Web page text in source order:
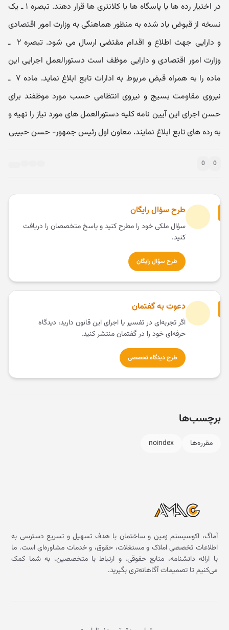
در اختیار رده‌ ها یا پاسگاه‌ ها یا کلانتری‌ ها قرار دهند. تبصره ۱‌ ـ‌ یک
نسخه از قبوض یاد شده به منظور هماهنگی به و‌زارت امور اقتصادی
و دارایی جهت اطلاع و اقدام مقتضی ارسال می‌ شود. تبصره ۲ ‌ ـ‌
و‌زارت امور اقتصادی و دارایی موظف است دستورالعمل اجرایی این
ماده را به همراه قبض مربوط به ادارات تابع ابلاغ نماید. ماده ۷ ‌ ـ‌
نیرو‌ی مقاو‌مت بسیج و نیرو‌ی انتظامی حسب مورد موظفند برای
حسن اجرای این آیین‌ نامه کلیه دستورالعمل ‌های مورد نیاز را تهیه و
به رده‌ های تابع ابلاغ نمایند. معاو‌ن او‌ل رئیس جمهور- حسن حبیبی
0
0
طرح سؤال رایگان
سؤال ملکی خود را مطرح کنید و پاسخ متخصصان را دریافت
کنید.
طرح سؤال رایگان
دعوت به گفتمان
اگر تجربه‌ای در تفسیر یا اجرای این قانون دارید، دیدگاه
حرفه‌ای خود را در گفتمان منتشر کنید.
طرح دیدگاه تخصصی
برچسب‌ها
مقرره‌ها noindex
آماگ، اکوسیستم زمین و ساختمان با هدف تسهیل و تسریع دسترسی به
اطلاعات تخصصی املاک و مستغلات، حقوق، و خدمات مشاوره‌ای است. ما
با ارائه دانشنامه، منابع حقوقی، و ارتباط با متخصصین، به شما کمک
می‌کنیم تا تصمیمات آگاهانه‌تری بگیرید.